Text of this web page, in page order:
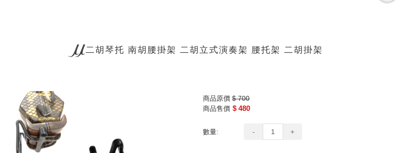
二胡琴托 南胡腰掛架 二胡立式演奏架 腰托架 二胡掛架
商品原價 $ 700
商品售價 $ 480
數量: - +